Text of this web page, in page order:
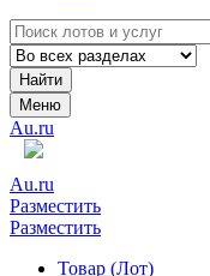
Найти
Меню
Au.ru
Au.ru
Разместить
Разместить
Товар (Лот)